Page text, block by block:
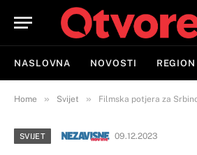
NASLOVNA NOVOSTI REGION
Home » Svijet » Filmska potjera za Srbinom po Beču:
SVIJET 09.12.2023